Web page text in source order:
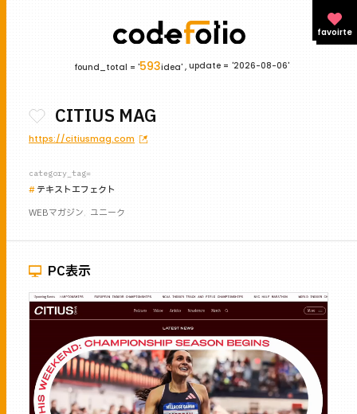
found_total = '593idea' , update ='2026-08-06'
favoirte
PC表示
CITIUS MAG
https://citiusmag.com
category_tag=
テキストエフェクト
WEBマガジン ユニーク